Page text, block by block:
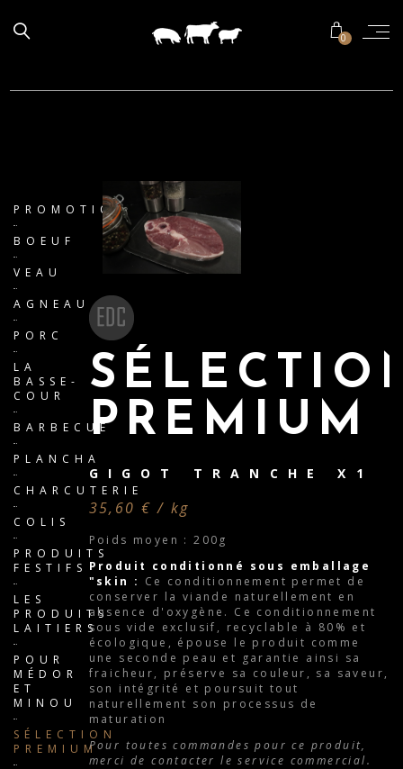
0
PREMIUM
GIGOT TRANCHE X1
35,60 € / kg
Poids moyen : 200g
Produit conditionné sous emballage
"skin : Ce conditionnement permet de
conserver la viande naturellement en
absence d'oxygène. Ce conditionnement
sous vide exclusif, recyclable à 80% et
écologique, épouse le produit comme
une seconde peau et garantie ainsi sa
fraicheur, préserve sa couleur, sa saveur,
son intégrité et poursuit tout
naturellement son processus de
maturation
Pour toutes commandes pour ce produit,
merci de contacter le service commercial.
PROMOTIONS
BOEUF
VEAU
AGNEAU
PORC
LA
BASSE-
COUR
BARBECUE
PLANCHA
CHARCUTERIE
COLIS
PRODUITS
FESTIFS
LES
PRODUITS
LAITIERS
POUR
MÉDOR
ET
MINOU
SÉLECTION
PREMIUM